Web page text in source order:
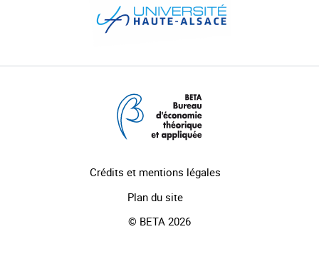
Crédits et mentions légales
Plan du site
© BETA 2026